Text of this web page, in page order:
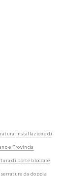
installazione di
e Provincia
di porte bloccate
serrature da doppia